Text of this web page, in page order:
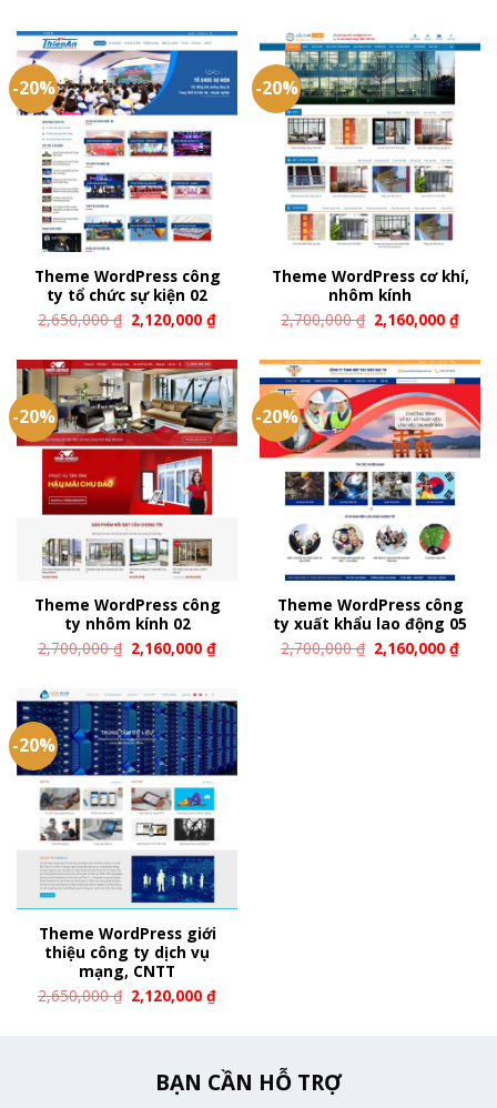
-20%
Theme WordPress công
ty tổ chức sự kiện 02
2,650,000₫ 2,120,000₫
-20%
Theme WordPress cơ khí,
nhôm kính
2,700,000₫ 2,160,000₫
-20%
Theme WordPress công
ty nhôm kính 02
2,700,000₫ 2,160,000₫
-20%
Theme WordPress công
ty xuất khẩu lao động 05
2,700,000₫ 2,160,000₫
-20%
Theme WordPress giới
thiệu công ty dịch vụ
mạng, CNTT
2,650,000₫ 2,120,000₫
BẠN CẦN HỖ TRỢ